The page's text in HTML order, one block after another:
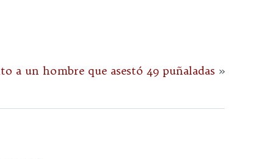
a un hombre que asestó 49 puñaladas »